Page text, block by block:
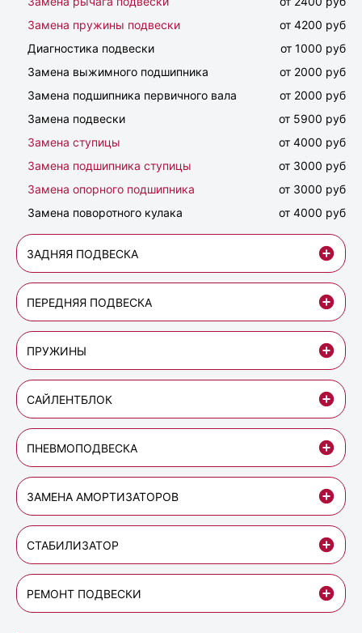
Замена пружины подвески
от 4200 руб
Диагностика подвески
от 1000 руб
Замена выжимного подшипника
от 2000 руб
Замена подшипника первичного вала
от 2000 руб
Замена подвески
от 5900 руб
Замена ступицы
от 4000 руб
Замена подшипника ступицы
от 3000 руб
Замена опорного подшипника
от 3000 руб
Замена поворотного кулака
от 4000 руб
ЗАДНЯЯ ПОДВЕСКА
ПЕРЕДНЯЯ ПОДВЕСКА
ПРУЖИНЫ
САЙЛЕНТБЛОК
ПНЕВМОПОДВЕСКА
ЗАМЕНА АМОРТИЗАТОРОВ
СТАБИЛИЗАТОР
РЕМОНТ ПОДВЕСКИ